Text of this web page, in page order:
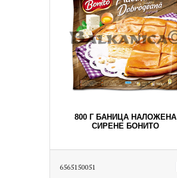
800 Г БАНИЦА НАЛОЖЕНА
СИРЕНЕ БОНИТО
6565150051